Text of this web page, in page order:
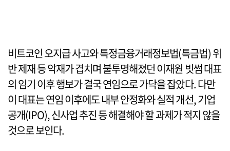
비트코인 오지급 사고와 특정금융거래정보법(특금법) 위
반 제재 등 악재가 겹치며 불투명해졌던 이재원 빗썸 대표
의 임기 이후 행보가 결국 연임으로 가닥을 잡았다. 다만
이 대표는 연임 이후에도 내부 안정화와 실적 개선, 기업
공개(IPO), 신사업 추진 등 해결해야 할 과제가 적지 않을
것으로 보인다.